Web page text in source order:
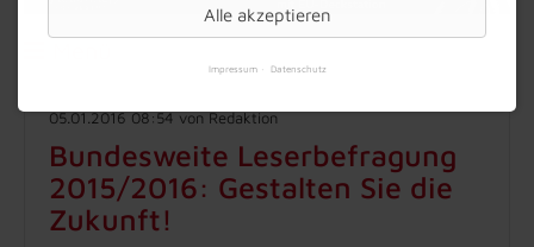
05.01.2016 08:54von Redaktion
Bundesweite Leserbefragung
2015/2016: Gestalten Sie die
Zukunft!
Alle akzeptieren
Impressum Datenschutz